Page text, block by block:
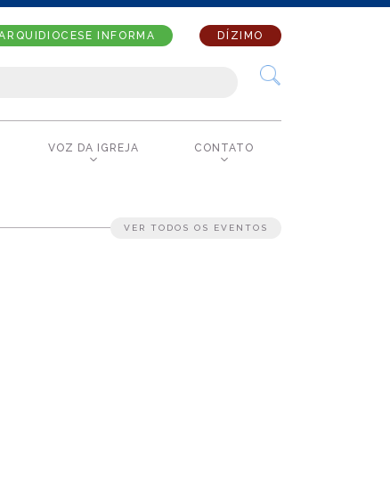
DÍZIMO
INFORMA
VOZ DA IGREJA CONTATO
VER TODOS OS EVENTOS